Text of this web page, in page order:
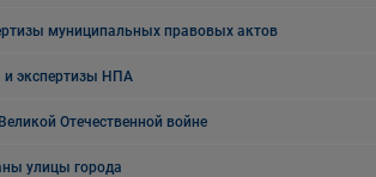
муниципальных правовых актов
и экспертизы НПА
Отечественной войне
улицы города